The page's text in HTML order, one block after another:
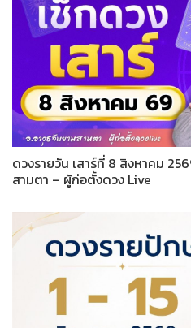
ดวงรายวัน เสาร์ที่ 8 สิงหาคม
สามตา – ผู้ก่อตั้งดวง Live